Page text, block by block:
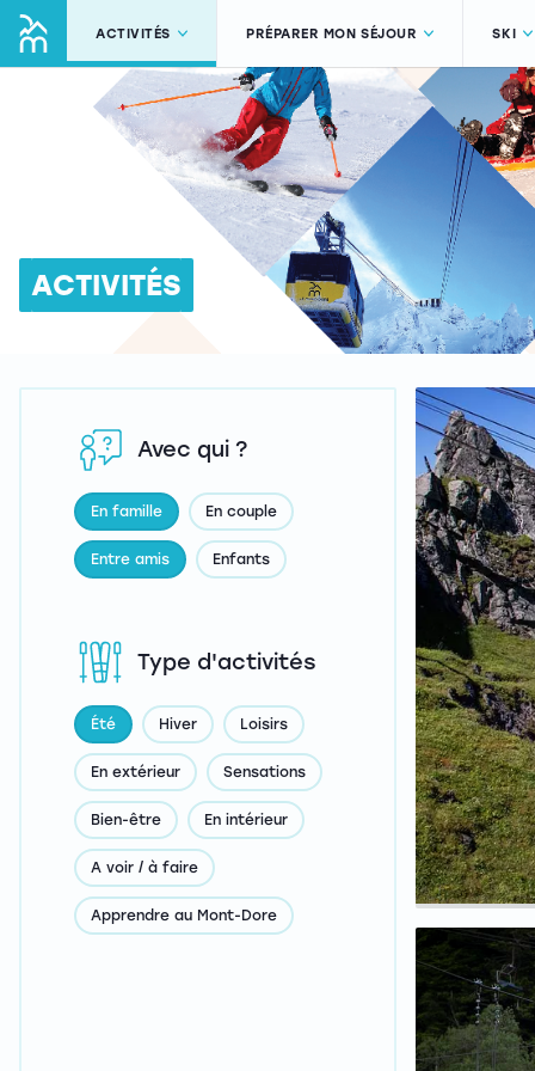
ACTIVITÉS PRÉPARER MON SÉJOUR SKI
ACTIVITÉS
Type d'activités
Été Hiver Loisirs
En extérieur Sensations
Bien-être En intérieur
A voir / à faire
Apprendre au Mont-Dore
Avec qui ?
En famille En couple
Entre amis Enfants